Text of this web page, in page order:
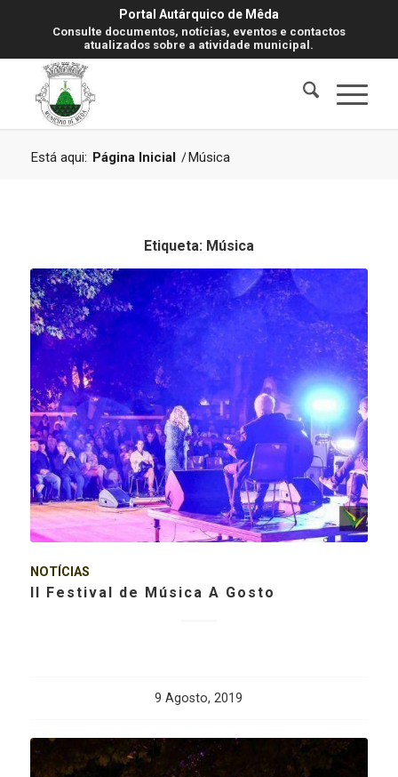
Portal Autárquico de Mêda
Consulte documentos, notícias, eventos e contactos
atualizados sobre a atividade municipal.
Está aqui: Página Inicial /Música
Etiqueta: Música
NOTÍCIAS
II Festival de Música A Gosto
9 Agosto, 2019